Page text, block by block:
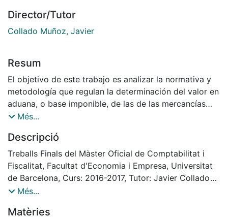
Director/Tutor
Collado Muñoz, Javier
Resum
El objetivo de este trabajo es analizar la normativa y
metodología que regulan la determinación del valor en
aduana, o base imponible, de las de las mercancías
introducidas en el territorio aduanero de la Unión
principal que se utiliza para obtener dicho valor en
aduana, el método de transacción, y se mencionarán y
explicarán, de forma más breve, el resto de métodos
secundarios de valoración. De la misma forma, se
explicarán varios conceptos relacionados, como la
aduana, los Incoterms o la importante figura del
Més...
Descripció
Treballs Finals del Màster Oficial de Comptabilitat i
Fiscalitat, Facultat d'Economia i Empresa, Universitat
de Barcelona, Curs: 2016-2017, Tutor: Javier Collado
Muñoz
Més...
Matèries